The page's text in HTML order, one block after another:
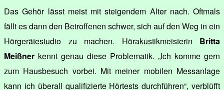
Das Gehör lässt meist mit steigendem Alter nach. Oftmals
fällt es dann den Betroffenen schwer, sich auf den Weg in ein
Hörgerätestudio zu machen. Hörakustikmeisterin Britta
Meißner kennt genau diese Problematik. „Ich komme gern
zum Hausbesuch vorbei. Mit meiner mobilen Messanlage
kann ich überall qualifizierte Hörtests durchführen“, verblüfft